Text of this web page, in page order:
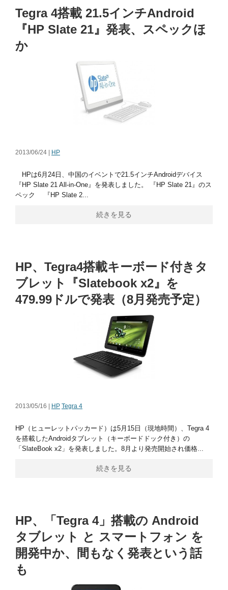
Tegra 4搭載 21.5インチAndroid
『HP Slate 21』発表、スペックほ
か
2013/06/24 | HP
HPは6月24日、中国のイベントで21.5インチAndroidデバイス
『HP Slate 21 All-in-One』を発表しました。 『HP Slate 21』のス
ペック 『HP Slate 2...
続きを見る
HP、Tegra4搭載キーボード付きタ
ブレット『Slatebook x2』を
479.99ドルで発表（8月発売予定）
2013/05/16 | HP Tegra 4
HP（ヒューレットパッカード）は5月15日（現地時間）、Tegra 4
を搭載したAndroidタブレット（キーボードドック付き）の
「SlateBook x2」を発表しました。8月より発売開始され価格...
続きを見る
HP、「Tegra 4」搭載の Android
タブレット と スマートフォン を
開発中か、間もなく発表という話
も